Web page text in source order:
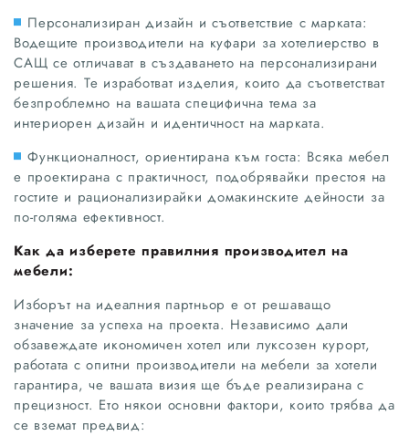
Персонализиран дизайн и съответствие с марката:
Водещите производители на куфари за хотелиерство в
САЩ се отличават в създаването на персонализирани
решения. Те изработват изделия, които да съответстват
безпроблемно на вашата специфична тема за
интериорен дизайн и идентичност на марката.
Функционалност, ориентирана към госта: Всяка мебел
е проектирана с практичност, подобрявайки престоя на
гостите и рационализирайки домакинските дейности за
по-голяма ефективност.
Как да изберете правилния производител на
мебели:
Изборът на идеалния партньор е от решаващо
значение за успеха на проекта. Независимо дали
обзавеждате икономичен хотел или луксозен курорт,
работата с опитни производители на мебели за хотели
гарантира, че вашата визия ще бъде реализирана с
прецизност. Ето някои основни фактори, които трябва да
се вземат предвид: